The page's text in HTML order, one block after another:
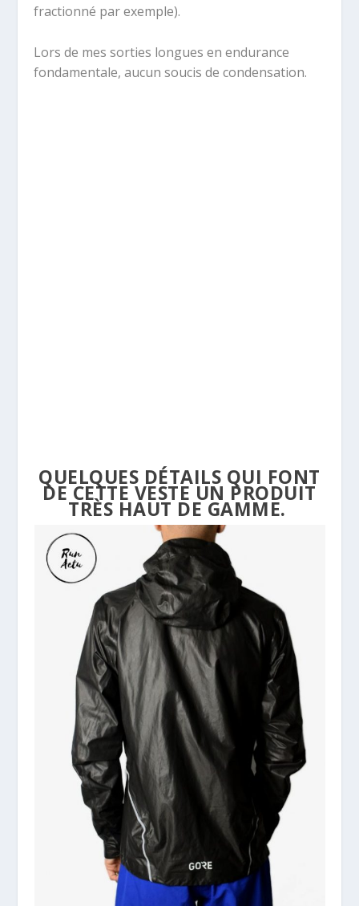
fractionné par exemple).
Lors de mes sorties longues en endurance
fondamentale, aucun soucis de condensation.
QUELQUES DÉTAILS QUI FONT
DE CETTE VESTE UN PRODUIT
TRÈS HAUT DE GAMME.